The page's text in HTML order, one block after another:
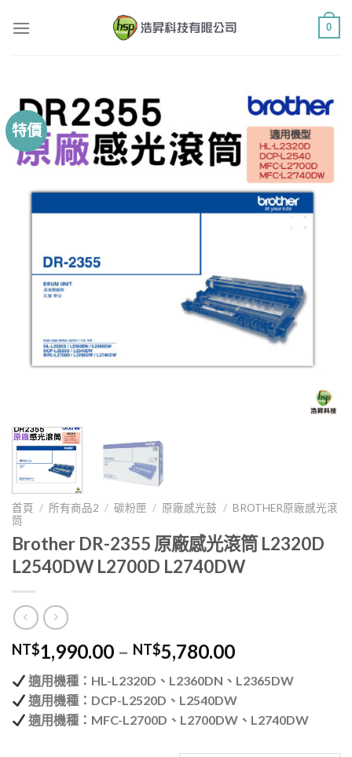
0
特價
首頁 / 所有商品2 / 碳粉匣 / 原廠感光鼓 / BROTHER原廠感光滾
筒
Brother DR-2355 原廠感光滾筒 L2320D
L2540DW L2700D L2740DW
NT$1,990.00 – NT$5,780.00
適用機種：HL-L2320D、L2360DN、L2365DW
適用機種：DCP-L2520D、L2540DW
適用機種：MFC-L2700D、L2700DW、L2740DW